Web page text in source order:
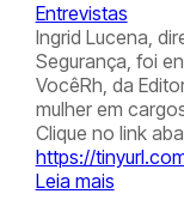
Entrevistas
Ingrid Lucena,
Segurança, foi
VocêRh, da
mulher em
Clique no link
https://
Leia mais